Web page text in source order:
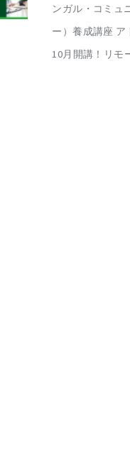
ンガル・コミュ
ー）養成講座 ア
10月開講！リモ